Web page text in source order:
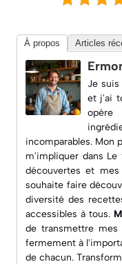
À propos Articles
Je suis
et j'ai
opère
incomparables. Mon
m'impliquer dans Le
découvertes et
souhaite faire
diversité des
accessibles à tous.
de transmettre
fermement à
de chacun.